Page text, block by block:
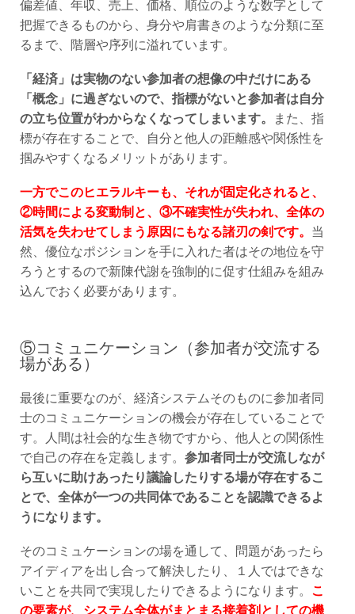
把握できるものから、身分や肩書きのような分類に至
るまで、階層や序列に溢れています。
「経済」は実物のない参加者の想像の中だけにある
「概念」に過ぎないので、指標がないと参加者は自分
の立ち位置がわからなくなってしまいます。
また、指
標が存在することで、自分と他人の距離感や関係性を
掴みやすくなるメリットがあります。
一方でこのヒエラルキーも、それが固定化されると、
②時間による変動制と、③不確実性が失われ、全体の
活気を失わせてしまう原因にもなる諸刃の剣です。 当
然、優位なポジションを手に入れた者はその地位を守
ろうとするので新陳代謝を強制的に促す仕組みを組み
込んでおく必要があります。
⑤コミュニケーション（参加者が交流する
場がある）
最後に重要なのが、経済システムそのものに参加者同
士のコミュニケーションの機会が存在していることで
す。人間は社会的な生き物ですから、他人との関係性
で自己の存在を定義します。 参加者同士が交流しなが
ら互いに助けあったり議論したりする場が存在するこ
とで、全体が一つの共同体であることを認識できるよ
うになります。
そのコミュケーションの場を通して、問題があったら
アイディアを出し合って解決したり、１人ではできな
いことを共同で実現したりできるようになります。
こ
の要素が、システム全体がまとまる接着剤としての機